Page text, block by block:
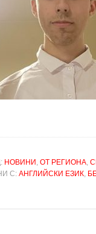
НОВИНИ , ОТ РЕГИОНА,
С: АНГЛИЙСКИ ЕЗИК,